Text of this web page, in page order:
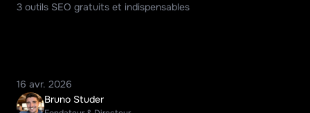
3 outils SEO gratuits et indispensables
16 avr. 2026
Bruno Studer